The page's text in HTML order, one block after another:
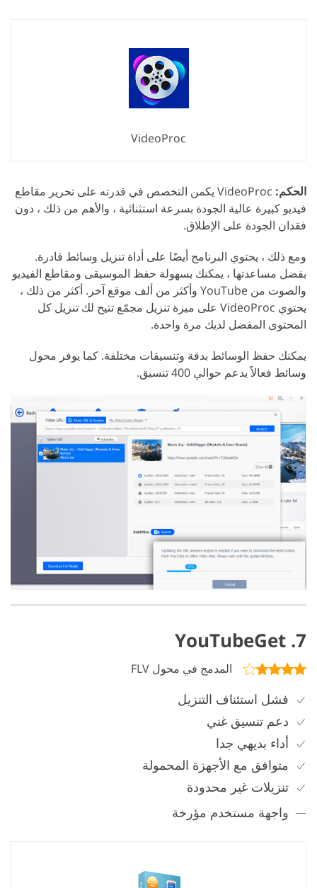
VideoProc
الحكم:
VideoProc يكمن التخصص في قدرته على تحرير مقاطع
فيديو كبيرة عالية الجودة بسرعة استثنائية ، والأهم من ذلك ، دون
فقدان الجودة على الإطلاق.
ومع ذلك ، يحتوي البرنامج أيضًا على أداة تنزيل وسائط قادرة.
بفضل مساعدتها ، يمكنك بسهولة حفظ الموسيقى ومقاطع الفيديو
والصوت من YouTube وأكثر من ألف موقع آخر. أكثر من ذلك ،
يحتوي VideoProc على ميزة تنزيل مجمّع تتيح لك تنزيل كل
المحتوى المفضل لديك مرة واحدة.
يمكنك حفظ الوسائط بدقة وتنسيقات مختلفة. كما يوفر محول
وسائط فعالاً يدعم حوالي 400 تنسيق.
7. YouTubeGet
المدمج في محول FLV
فشل استئناف التنزيل
دعم تنسيق غني
أداء بديهي جدا
متوافق مع الأجهزة المحمولة
تنزيلات غير محدودة
واجهة مستخدم مؤرخة